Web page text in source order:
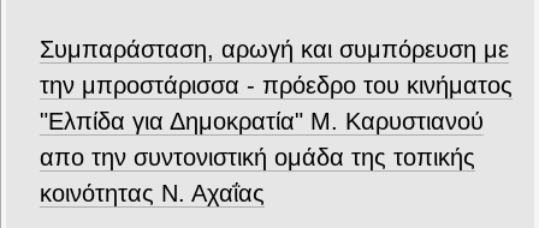
Συμπαράσταση, αρωγή και συμπόρευση με
την μπροστάρισσα - πρόεδρο του κινήματος
"Ελπίδα για Δημοκρατία" Μ. Καρυστιανού
απο την συντονιστική ομάδα της τοπικής
κοινότητας Ν. Αχαΐας